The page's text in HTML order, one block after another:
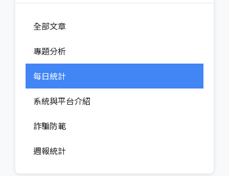
全部文章
專題分析
每日統計
系統與平台介紹
詐騙防範
週報統計